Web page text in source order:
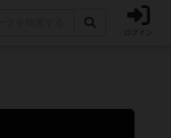
ログイン